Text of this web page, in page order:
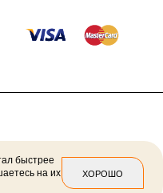
быстрее
на их
ХОРОШО